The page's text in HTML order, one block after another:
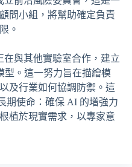
問小組，將幫助確定負責
。
在與其他實驗室合作，建立
型。這一努力旨在描繪模
及行業如何協調防禦。這
期使命：確保 AI 的增強力
植於現實需求，以專家意